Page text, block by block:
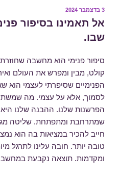
פורסם
3 בדצמבר 2024
אל תאמינו בסיפור
שבו.
סיפור פנימי הוא מחשבה
קולט, מבין ומפרש את העולם
הפנימיים שסיפרתי לעצמי הוא
לסמוך, אלא על עצמי. מה
הפרשנות שלנו. ההבנה שלנו
שמתרחבת ומתפתחת. שליטה
חייב להכיר במציאות בה הוא
טובה יותר. חובה עלינו לתרגל
ומקדמות. תוצאה נקבעת